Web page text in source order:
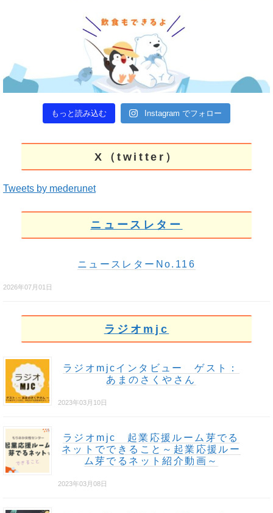
もっと読み込む Instagram でフォロー
X（twitter）
Tweets by mederunet
ニュースレター
ニュースレターNo.116
2026年07月01日
ラジオmjc
ラジオmjcインタビュー ゲスト：
あまのさくやさん
2023年03月10日
ラジオmjc 起業応援ルーム芽でる
ネットでできること～起業応援ルー
ム芽でるネット紹介動画～
2023年03月08日